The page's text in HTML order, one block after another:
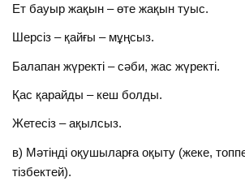
Ет бауыр жақын – өте жақын туыс.
Шерсіз – қайғы – мұңсыз.
Балапан жүректі – сәби, жас жүректі.
Қас қарайды – кеш болды.
Жетесіз – ақылсыз.
в) Мәтінді оқушыларға оқыту (жеке,
тізбектей).